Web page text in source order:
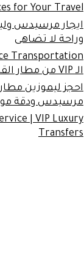
for Your Travel
ايجار مرسيدس
وراحة لا تضاهى
الـ VIP من مطار القاهرة
مرسيدس ودقة
| VIP Luxury
Transfers